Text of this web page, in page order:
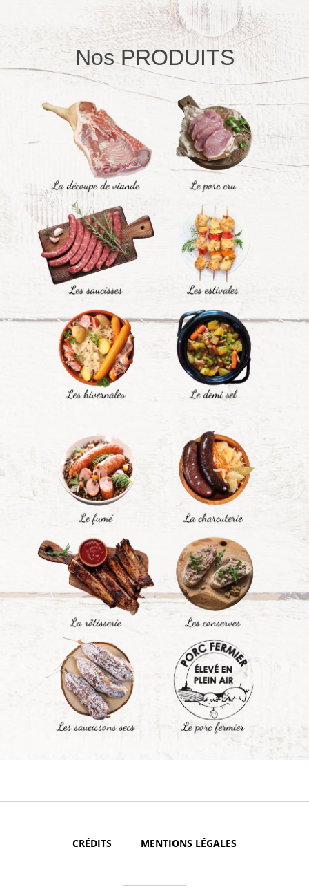
Nos PRODUITS
CRÉDITS MENTIONS LÉGALES